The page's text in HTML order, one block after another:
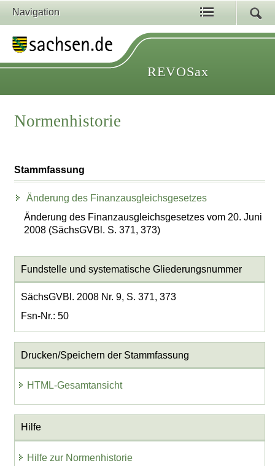
Navigation
REVOSax
Normenhistorie
Stammfassung
Änderung des Finanzausgleichsgesetzes
Änderung des Finanzausgleichsgesetzes vom 20. Juni
2008 (SächsGVBl. S. 371, 373)
Fundstelle und systematische Gliederungsnummer
SächsGVBl. 2008 Nr. 9, S. 371, 373
Fsn-Nr.: 50
Drucken/Speichern der Stammfassung
HTML-Gesamtansicht
Hilfe
Hilfe zur Normenhistorie